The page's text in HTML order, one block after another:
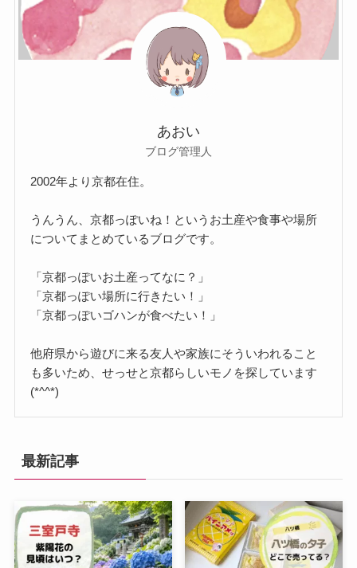
あおい
ブログ管理人
2002年より京都在住。
うんうん、京都っぽいね！というお土産や食事や場所
についてまとめているブログです。
「京都っぽいお土産ってなに？」
「京都っぽい場所に行きたい！」
「京都っぽいゴハンが食べたい！」
他府県から遊びに来る友人や家族にそういわれること
も多いため、せっせと京都らしいモノを探しています
(*^^*)
最新記事